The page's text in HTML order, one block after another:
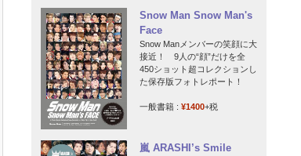
Snow Man Snow Man's
Face
Snow Manメンバーの笑顔に大
接近！ 9人の“顔”だけを全
450ショット超コレクションし
た保存版フォトレポート！
一般書籍 : ¥1400+税
嵐 ARASHI’s Smile